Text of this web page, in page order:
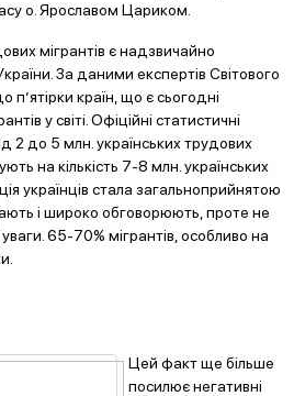
о. Ярославом Цариком.
мігрантів є надзвичайно
За даними експертів Світового
країн, що є сьогодні
у світі. Офіційні статистичні
2 до 5 млн. українських трудових
на кількість 7-8 млн. українських
українців стала загальноприйнятою
і широко обговорюють, проте не
65-70% мігрантів, особливо на
Цей факт ще більше
посилює негативні